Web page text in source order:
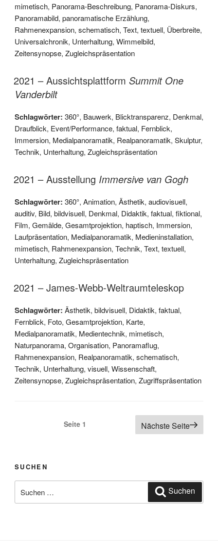
mimetisch, Panorama-Beschreibung, Panorama-Diskurs,
Panoramabild, panoramatische Erzählung,
Rahmenexpansion, schematisch, Text, textuell, Überbreite,
Universalchronik, Unterhaltung, Wimmelbild,
Zeitensynopse, Zugleichspräsentation
2021 – Aussichtsplattform Summit One
Vanderbilt
Schlagwörter: 360°, Bauwerk, Blicktransparenz, Denkmal,
Draufblick, Event/Performance, faktual, Fernblick,
Immersion, Medialpanoramatik, Realpanoramatik, Skulptur,
Technik, Unterhaltung, Zugleichspräsentation
2021 – Ausstellung Immersive van Gogh
Schlagwörter: 360°, Animation, Ästhetik, audiovisuell,
auditiv, Bild, bildvisuell, Denkmal, Didaktik, faktual, fiktional,
Film, Gemälde, Gesamtprojektion, haptisch, Immersion,
Laufpräsentation, Medialpanoramatik, Medieninstallation,
mimetisch, Rahmenexpansion, Technik, Text, textuell,
Unterhaltung, Zugleichspräsentation
2021 – James-Webb-Weltraumteleskop
Schlagwörter: Ästhetik, bildvisuell, Didaktik, faktual,
Fernblick, Foto, Gesamtprojektion, Karte,
Medialpanoramatik, Medientechnik, mimetisch,
Naturpanorama, Organisation, Panoramaflug,
Rahmenexpansion, Realpanoramatik, schematisch,
Technik, Unterhaltung, visuell, Wissenschaft,
Zeitensynopse, Zugleichspräsentation, Zugriffspräsentation
Seitennummerierung
Seite 1 Nächste Seite
SUCHEN
nach:
Suchen